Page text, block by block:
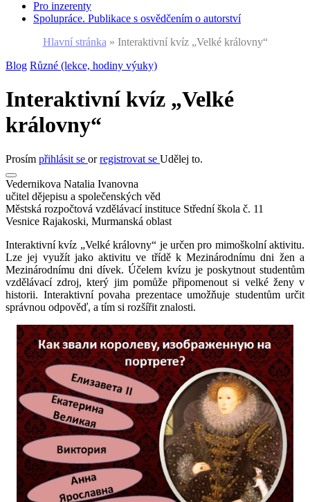
Pro inzerenty
Spolupráce. Publikace s osvědčením o autorství
Hlavní stránka » Interaktivní kvíz „Velké královny“
Blog Různé (lekce, hodiny výuky)
Interaktivní kvíz „Velké
královny“
Prosím přihlásit se orregistrovat se Udělej to.
Vedernikova Natalia Ivanovna
učitel dějepisu a společenských věd
Městská rozpočtová vzdělávací instituce Střední škola č. 11
Vesnice Rajakoski, Murmanská oblast
Interaktivní kvíz „Velké královny“ je určen pro mimoškolní aktivitu.
Lze jej využít jako aktivitu ve třídě k Mezinárodnímu dni žen a
Mezinárodnímu dni dívek. Účelem kvízu je poskytnout studentům
vzdělávací zdroj, který jim pomůže připomenout si velké ženy v
historii. Interaktivní povaha prezentace umožňuje studentům určit
správnou odpověď, a tím si rozšířit znalosti.